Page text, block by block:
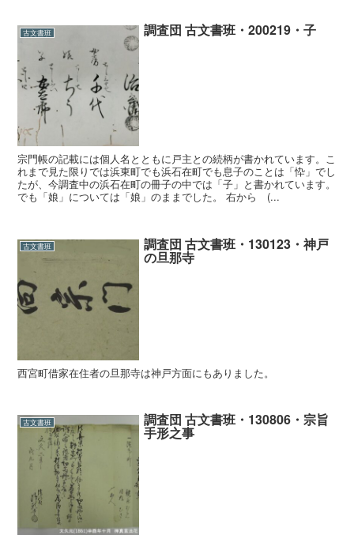
古文書班 調査団 古文書班・200219・子
宗門帳の記載には個人名とともに戸主との続柄が書かれています。こ
れまで見た限りでは浜東町でも浜石在町でも息子のことは「忰」でし
たが、今調査中の浜石在町の冊子の中では「子」と書かれています。
でも「娘」については「娘」のままでした。 右から (...
古文書班 調査団 古文書班・130123・神戸
の旦那寺
西宮町借家在住者の旦那寺は神戸方面にもありました。
古文書班 調査団 古文書班・130806・宗旨
手形之事